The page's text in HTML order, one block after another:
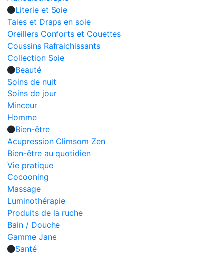
Literie et Soie
Taies et Draps en soie
Oreillers Conforts et Couettes
Coussins Rafraichissants
Collection Soie
Beauté
Soins de nuit
Soins de jour
Minceur
Homme
Bien-être
Acupression Climsom Zen
Bien-être au quotidien
Vie pratique
Cocooning
Massage
Luminothérapie
Produits de la ruche
Bain / Douche
Gamme Jane
Santé